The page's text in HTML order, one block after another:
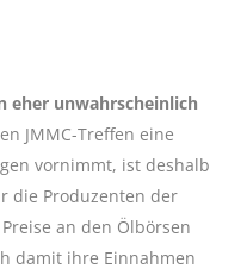
eher unwahrscheinlich
JMMC-Treffen eine
vornimmt, ist deshalb
die Produzenten der
an den Ölbörsen
damit ihre Einnahmen